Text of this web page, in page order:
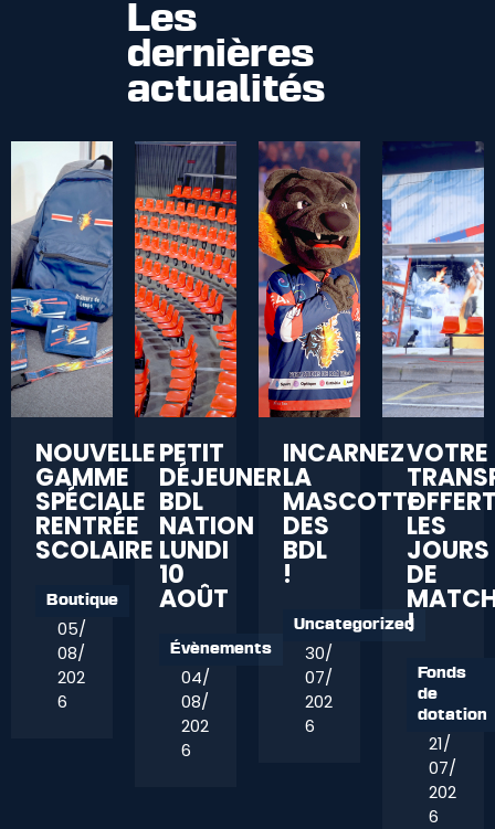
Les
dernières
actualités
NOUVELLE
GAMME
SPÉCIALE
RENTRÉE
SCOLAIRE
Boutique
05/
08/
202
6
PETIT
DÉJEUNER
BDL
NATION
LUNDI
10
AOÛT
Évènements
04/
08/
202
6
INCARNEZ
LA
MASCOTTE
DES
BDL
!
Uncategorized
30/
07/
202
6
VOTRE
LES
JOURS
DE
!
Fonds
de
dotation
21/
07/
202
6